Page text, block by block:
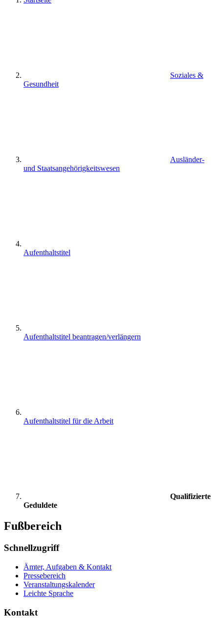
Soziales &
Gesundheit
Ausländer-
und Staatsangehörigkeitswesen
Aufenthaltstitel
Aufenthaltstitel beantragen/verlängern
Aufenthaltstitel für die Arbeit
Qualifizierte
Geduldete
Fußbereich
Schnellzugriff
Ämter, Aufgaben & Kontakt
Pressebereich
Veranstaltungskalender
Leichte Sprache
Kontakt